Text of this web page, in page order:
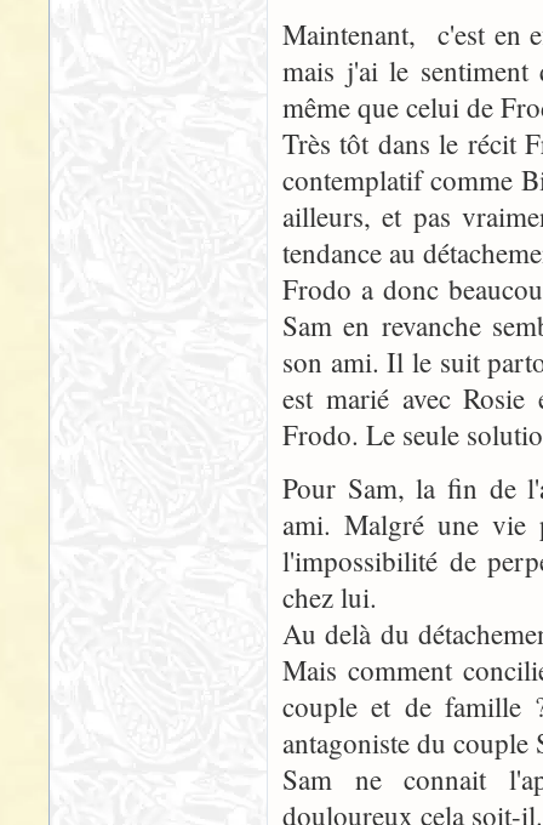
Maintenant, c'est en
mais j'ai le sentiment
même que celui de
Très tôt dans le récit
contemplatif comme
ailleurs, et pas
tendance au
Frodo a donc
Sam en revanche
son ami. Il le suit
est marié avec
Frodo. Le seule
Pour Sam, la fin de
ami. Malgré une vie
l'impossibilité de
chez lui.
Au delà du
Mais comment
couple et de famille
antagoniste du couple
Sam ne connait
douloureux cela soit-il.